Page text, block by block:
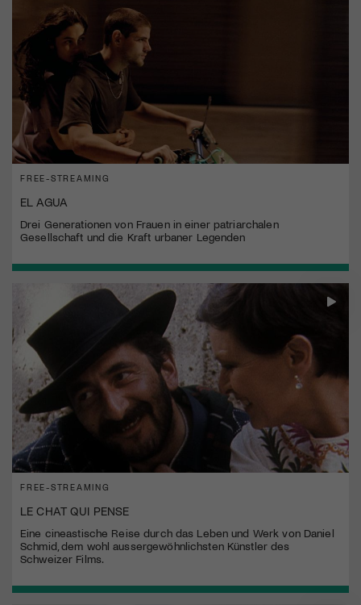
FREE-STREAMING
EL AGUA
Drei Generationen von Frauen in einer patriarchalen
Gesellschaft und die Kraft urbaner Legenden
FREE-STREAMING
LE CHAT QUI PENSE
Eine cineastische Reise durch das Leben und Werk von Daniel
Schmid, dem wohl aussergewöhnlichsten Künstler des
Schweizer Films.